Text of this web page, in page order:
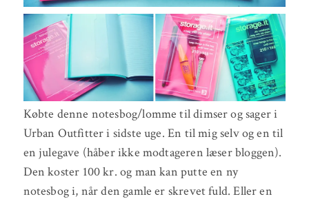
Købte denne notesbog/lomme til dimser og sager i
Urban Outfitter i sidste uge. En til mig selv og en til
en julegave (håber ikke modtageren læser bloggen).
Den koster 100 kr. og man kan putte en ny
notesbog i, når den gamle er skrevet fuld. Eller en